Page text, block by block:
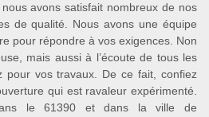
avons satisfait nombreux de nos
de qualité. Nous avons une équipe
pour répondre à vos exigences. Non
mais aussi à l’écoute de tous les
pour vos travaux. De ce fait, confiez
qui est ravaleur expérimenté.
le 61390 et dans la ville de